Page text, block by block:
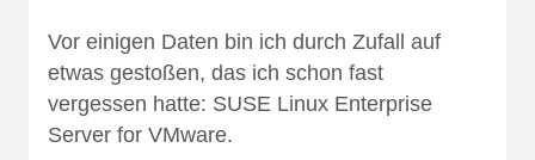
Vor einigen Daten bin ich durch Zufall auf
etwas gestoßen, das ich schon fast
vergessen hatte: SUSE Linux Enterprise
Server for VMware.